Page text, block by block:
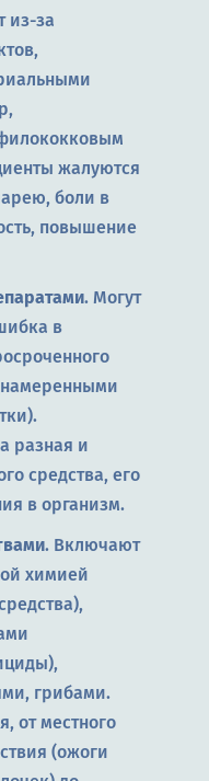
из-за
жалуются
боли в
повышение
. Могут
в
разная и
средства, его
в организм.
. Включают
химией
грибами.
от местного
(ожоги